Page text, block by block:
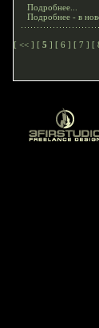
Подробнее...
Подробнее - в
[ << ] [ 5 ] [ 6 ] [ 7 ] [